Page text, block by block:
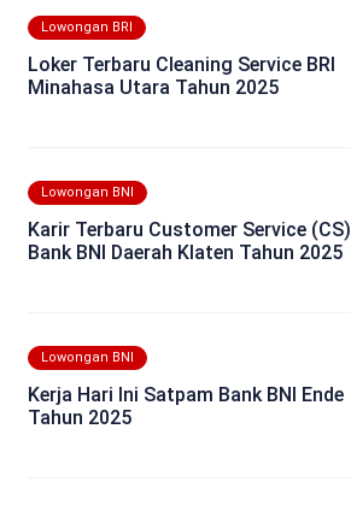
Lowongan BRI
Loker Terbaru Cleaning Service BRI
Minahasa Utara Tahun 2025
Lowongan BNI
Karir Terbaru Customer Service (CS)
Bank BNI Daerah Klaten Tahun 2025
Lowongan BNI
Kerja Hari Ini Satpam Bank BNI Ende
Tahun 2025